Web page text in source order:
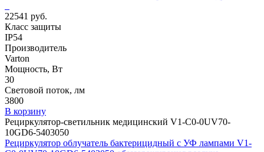
22541 руб.
Класс защиты
IP54
Производитель
Varton
Мощность, Вт
30
Световой поток, лм
3800
В корзину
Рециркулятор-светильник медицинский V1-C0-0UV70-
10GD6-5403050
Рециркулятор облучатель бактерицидный с УФ лампами V1-